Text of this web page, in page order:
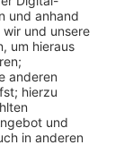
ein
Welt gibt es
sondern
Squads.